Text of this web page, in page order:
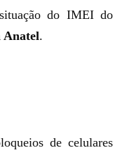
do IMEI do
Anatel.
de celulares